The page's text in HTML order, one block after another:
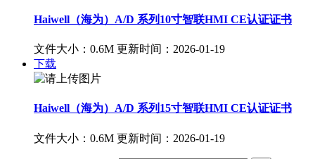
Haiwell（海为）A/D 系列10寸智联HMI CE认证证书
文件大小：0.6M 更新时间：2026-01-19
下载
Haiwell（海为）A/D 系列15寸智联HMI CE认证证书
文件大小：0.6M 更新时间：2026-01-19